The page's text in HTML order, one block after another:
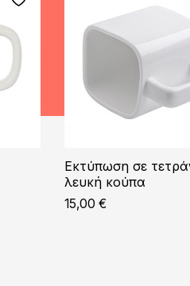
Εκτύπωση σε
λευκή κούπα
15,00 €